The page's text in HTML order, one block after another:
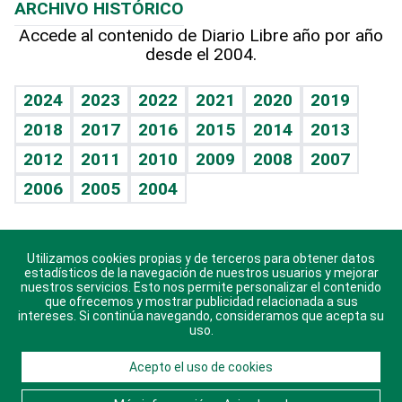
Hablando con el pediatra
Vida y familia
Eñe
Celebrando la vida
Sin complejos
En pocas palabras
Escuchando al corazón
Economía Personal
TBT Deportivo
Más firmas
Hecho en casa
Guía del dinero
Cumpleaños
Horóscopos
Crucigramas
ARCHIVO HISTÓRICO
Accede al contenido de Diario Libre año por año
desde el 2004.
2024 2023 2022 2021 2020
2019
2018
2017 2016 2015 2014
2013
2012
2011 2010 2009 2008
2007
2006
2005 2004
Descarga nuestras aplicaciones para Android, iOS y
sistema Huawei.
© 2021 Diario Libre, todos los derechos reservados.
Utilizamos cookies propias y de terceros para obtener datos
estadísticos de la navegación de nuestros usuarios y mejorar
nuestros servicios. Esto nos permite personalizar el contenido
que ofrecemos y mostrar publicidad relacionada a sus
intereses. Si continúa navegando, consideramos que acepta su
uso.
Acepto el uso de cookies